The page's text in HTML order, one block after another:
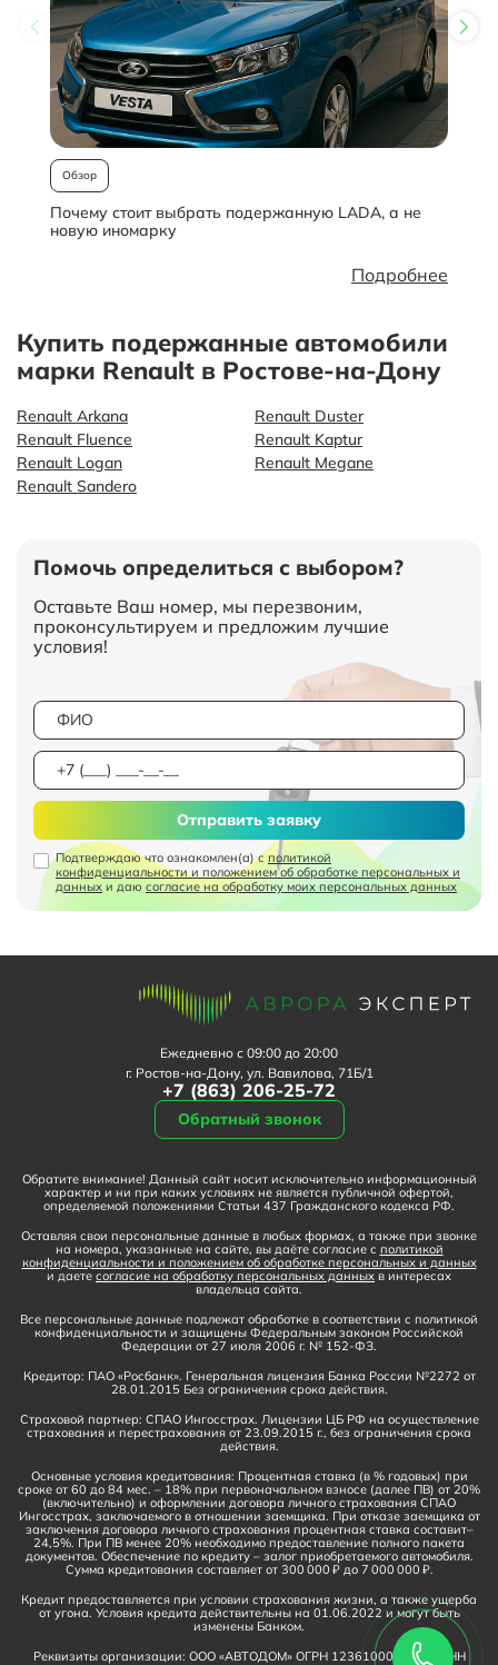
Обзор
Почему стоит выбрать подержанную LADA, а не
новую иномарку
Подробнее
Купить подержанные автомобили
марки Renault в Ростове-на-Дону
Renault Arkana
Renault Duster
Renault Fluence
Renault Kaptur
Renault Logan
Renault Megane
Renault Sandero
Помочь определиться с выбором?
Оставьте Ваш номер, мы перезвоним,
проконсультируем и предложим лучшие
условия!
Подтверждаю что ознакомлен(а) сполитикой
конфиденциальности и положением об обработке персональных и
данных и даю согласие на обработку моих персональных данных
Отправить заявку
Ежедневно с 09:00 до 20:00
г. Ростов-на-Дону, ул. Вавилова, 71Б/1
+7 (863) 206-25-72
Обратный звонок
Обратите внимание! Данный сайт носит исключительно информационный
характер и ни при каких условиях не является публичной офертой,
определяемой положениями Статьи 437 Гражданского кодекса РФ.
Оставляя свои персональные данные в любых формах, а также при звонке
на номера, указанные на сайте, вы даёте согласие с политикой
конфиденциальности и положением об обработке персональных и данных
и даете согласие на обработку персональных данных в интересах
владельца сайта.
Все персональные данные подлежат обработке в соответствии с политикой
конфиденциальности и защищены Федеральным законом Российской
Федерации от 27 июля 2006 г. № 152-ФЗ.
Кредитор: ПАО «Росбанк». Генеральная лицензия Банка России №2272 от
28.01.2015 Без ограничения срока действия.
Страховой партнер: СПАО Ингосстрах. Лицензии ЦБ РФ на осуществление
страхования и перестрахования от 23.09.2015 г., без ограничения срока
действия.
Основные условия кредитования: Процентная ставка (в % годовых) при
сроке от 60 до 84 мес. – 18% при первоначальном взносе (далее ПВ) от 20%
(включительно) и оформлении договора личного страхования СПАО
Ингосстрах, заключаемого в отношении заемщика. При отказе заемщика от
заключения договора личного страхования процентная ставка составит–
24,5%. При ПВ менее 20% необходимо предоставление полного пакета
документов. Обеспечение по кредиту – залог приобретаемого автомобиля.
Сумма кредитования составляет от 300 000 ₽ до 7 000 000 ₽.
Кредит предоставляется при условии страхования жизни, а также ущерба
от угона. Условия кредита действительны на 01.06.2022 и могут быть
изменены Банком.
Реквизиты организации: ООО «АВТОДОМ» ОГРН 1236100016910, ИНН